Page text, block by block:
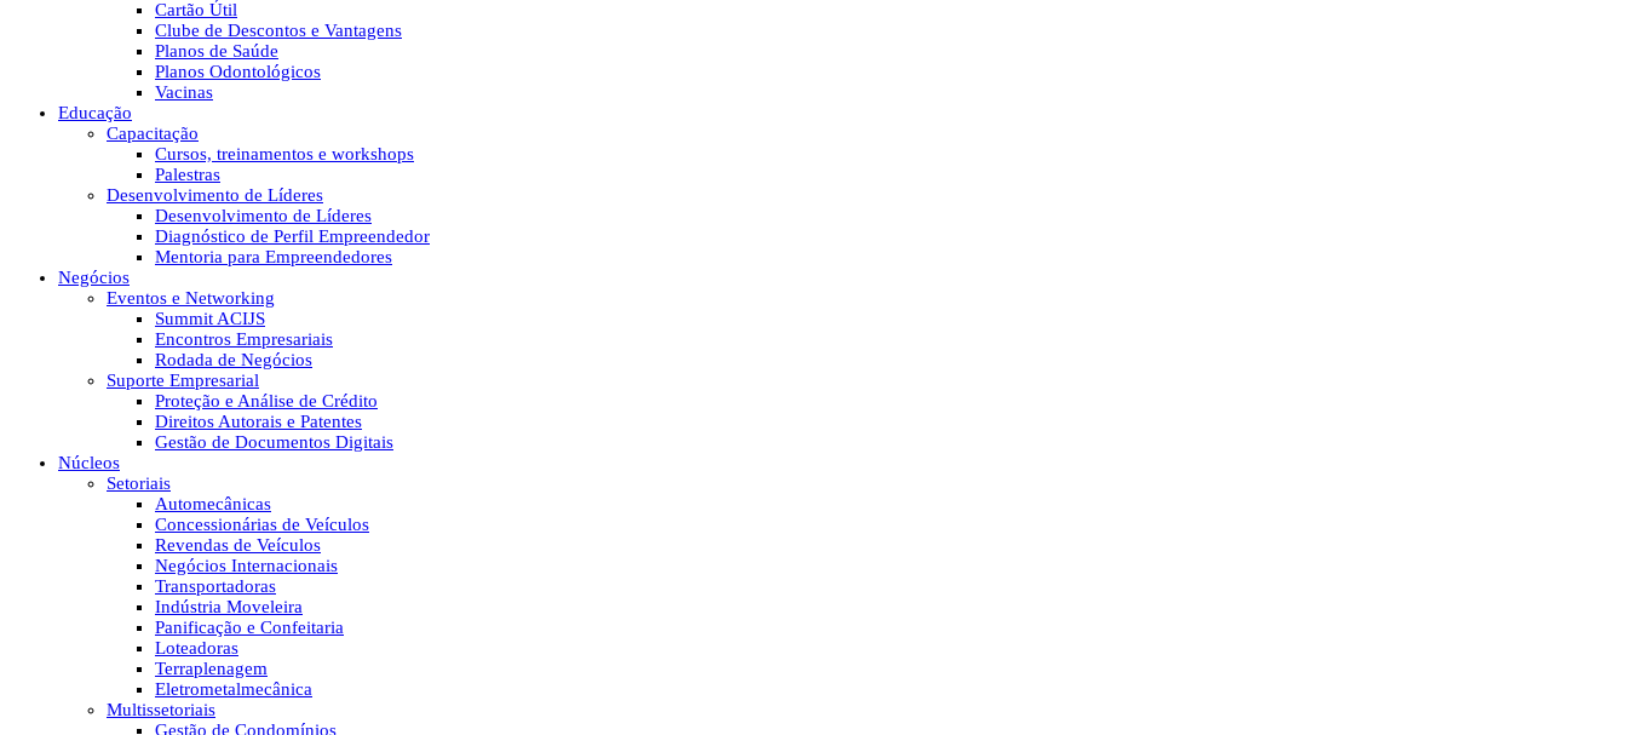
Cartão Útil
Clube de Descontos e Vantagens
Planos de Saúde
Planos Odontológicos
Vacinas
Educação
Capacitação
Cursos, treinamentos e workshops
Palestras
Desenvolvimento de Líderes
Desenvolvimento de Líderes
Diagnóstico de Perfil Empreendedor
Mentoria para Empreendedores
Negócios
Eventos e Networking
Summit ACIJS
Encontros Empresariais
Rodada de Negócios
Suporte Empresarial
Proteção e Análise de Crédito
Direitos Autorais e Patentes
Gestão de Documentos Digitais
Núcleos
Setoriais
Automecânicas
Concessionárias de Veículos
Revendas de Veículos
Negócios Internacionais
Transportadoras
Indústria Moveleira
Panificação e Confeitaria
Loteadoras
Terraplenagem
Eletrometalmecânica
Multissetoriais
Gestão de Condomínios